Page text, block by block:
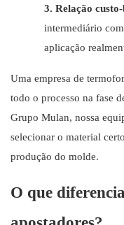
3. Relação
intermediário
aplicação
Uma empresa de
todo o processo na fase
Grupo Mulan, nossa
selecionar o material
produção do molde.
O que